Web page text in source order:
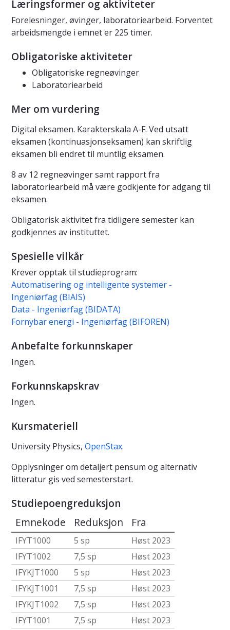
Læringsformer og aktiviteter
Forelesninger, øvinger, laboratoriearbeid. Forventet
arbeidsmengde i emnet er 225 timer.
Obligatoriske aktiviteter
Obligatoriske regneøvinger
Laboratoriearbeid
Mer om vurdering
Digital eksamen. Karakterskala A-F. Ved utsatt
eksamen (kontinuasjonseksamen) kan skriftlig
eksamen bli endret til muntlig eksamen.
8 av 12 regneøvinger samt rapport fra
laboratoriearbeid må være godkjente for adgang til
eksamen.
Obligatorisk aktivitet fra tidligere semester kan
godkjennes av instituttet.
Spesielle vilkår
Krever opptak til studieprogram:
Automatisering og intelligente systemer -
Ingeniørfag (BIAIS)
Data - Ingeniørfag (BIDATA)
Fornybar energi - Ingeniørfag (BIFOREN)
Anbefalte forkunnskaper
Ingen.
Forkunnskapskrav
Ingen.
Kursmateriell
University Physics, OpenStax.
Opplysninger om detaljert pensum og alternativ
litteratur gis ved semesterstart.
Studiepoengreduksjon
Emnekode Reduksjon Fra
IFYT1000 5 sp
Høst 2023
IFYT1002
7,5 sp
Høst 2023
IFYKJT1000
5 sp
Høst 2023
IFYKJT1001
7,5 sp
Høst 2023
IFYKJT1002
7,5 sp
Høst 2023
IFYT1001
7,5 sp
Høst 2023